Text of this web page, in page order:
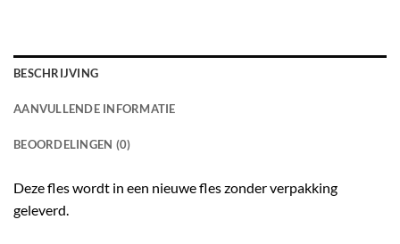
BESCHRIJVING
AANVULLENDE INFORMATIE
BEOORDELINGEN (0)
Deze fles wordt in een nieuwe fles zonder verpakking
geleverd.